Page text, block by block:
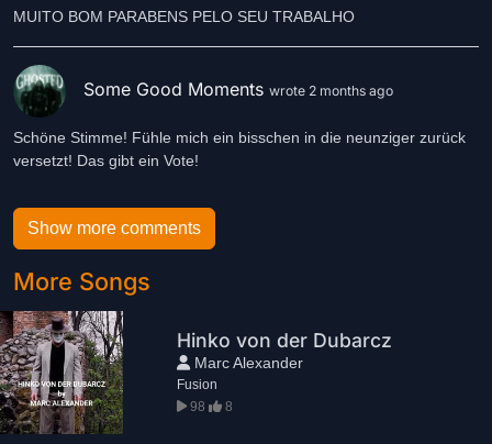
teilen.
Wir hoffen, dass „Take a Trip“ euch mitnimmt, gute Laune
verbreitet und den Soundtrack für euren ganz persönlichen
Sommer liefert.Some Good Moments wrote 2 months ago
Schöne Stimme! Fühle mich ein bisschen in die neunziger zurück
versetzt! Das gibt ein Vote!
Show more comments
More Songs
Hinko von der Dubarcz
Marc Alexander
Fusion
98
8